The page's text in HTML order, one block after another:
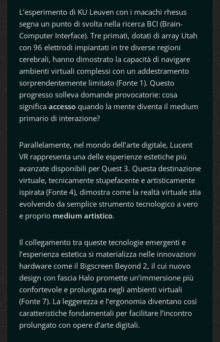
L’esperimento di KU Leuven con i macachi rhesus
segna un punto di svolta nella ricerca BCI (Brain-
Computer Interface). Tre primati, dotati di array Utah
con 96 elettrodi impiantati in tre diverse regioni
cerebrali, hanno dimostrato la capacità di navigare
ambienti virtuali complessi con un addestramento
sorprendentemente limitato (Fonte 1). Questo
progresso solleva domande provocatorie: cosa
significa accesso quando la mente diventa il medium
primario di interazione?
Parallelamente, nel mondo dell’arte digitale, Lucent
VR rappresenta una delle esperienze estetiche più
avanzate disponibili per Quest 3. Questa destinazione
virtuale, tecnicamente stupefacente e artisticamente
ispirata (Fonte 4), dimostra come la realtà virtuale stia
evolvendo da semplice strumento tecnologico a vero
e proprio medium artistico.
Il collegamento tra queste tecnologie emergenti e
l’esperienza estetica si materializza nelle innovazioni
hardware come il Bigscreen Beyond 2, il cui nuovo
design con fascia Halo promette un’immersione più
confortevole e prolungata negli ambienti virtuali
(Fonte 7). La leggerezza e l’ergonomia diventano così
caratteristiche fondamentali per facilitare l’incontro
prolungato con opere d’arte digitali.